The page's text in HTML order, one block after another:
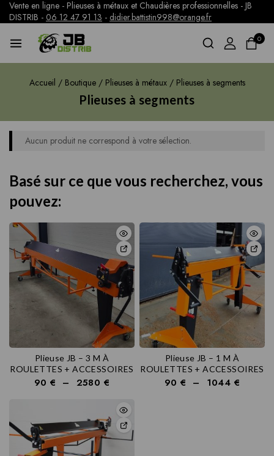
Vente en ligne - Plieuses à métaux et Chaudières professionnelles - JB
DISTRIB - 06 12 47 91 13 - didier.battistin998@orange.fr
0
Accueil / Boutique / Plieuses à métaux / Plieuses à segments
Plieuses à segments
Aucun produit ne correspond à votre sélection.
Basé sur ce que vous recherchez, vous
pouvez:
Plieuse JB – 3 M À
ROULETTES + ACCESSOIRES
90€ – 2580 €
Plieuse JB – 1 M À
ROULETTES + ACCESSOIRES
90€ – 1044 €